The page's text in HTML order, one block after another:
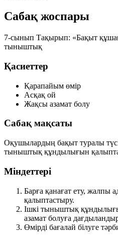
Сабақ жоспары
7-сынып Тақырып: «Бақыт
тыныштық
Қасиеттер
Қарапайым өмір
Асқақ ой
Жақсы азамат болу
Сабақ мақсаты
Оқушылардың бақыт туралы
тыныштық құндылығын
Міндеттері
Барға қанағат ету, жалпы
қалыптастыру.
Ішкі тыныштық
азамат болуға
Өмірді бағалай білуге